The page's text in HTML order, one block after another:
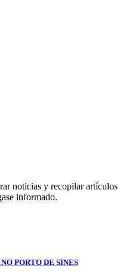
noticias y recopilar artículos
informado.
PORTO DE SINES